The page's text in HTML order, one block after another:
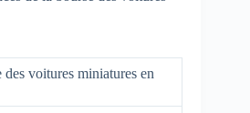
des voitures miniatures en